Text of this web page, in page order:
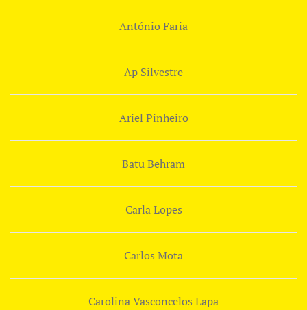
António Faria
Ap Silvestre
Ariel Pinheiro
Batu Behram
Carla Lopes
Carlos Mota
Carolina Vasconcelos Lapa